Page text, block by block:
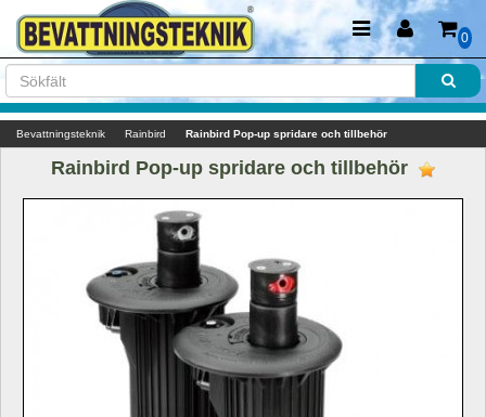
0
Bevattningsteknik Rainbird Rainbird Pop-up spridare och tillbehör
Rainbird Pop-up spridare och tillbehör